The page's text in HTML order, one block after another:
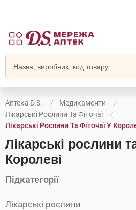
Аптека D.S.
Медикаменти
Лікарські Рослини Та Фіточаї
Лікарські Рослини Та Фіточаї У
Лікарські рослини
Королеві
Підкатегорії
Лікарські рослини